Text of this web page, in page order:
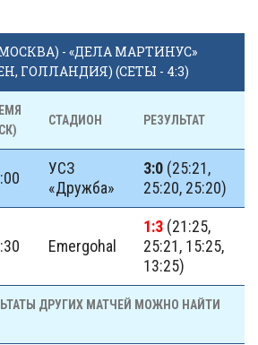
- «ДЕЛА МАРТИНУС»
ГОЛЛАНДИЯ) (СЕТЫ - 4:3)
СТАДИОН РЕЗУЛЬТАТ
УСЗ
«Дружба»
3:0 (25:21,
25:20, 25:20)
Emergohal
1:3 (21:25,
25:21, 15:25,
13:25)
ДРУГИХ МАТЧЕЙ МОЖНО НАЙТИ